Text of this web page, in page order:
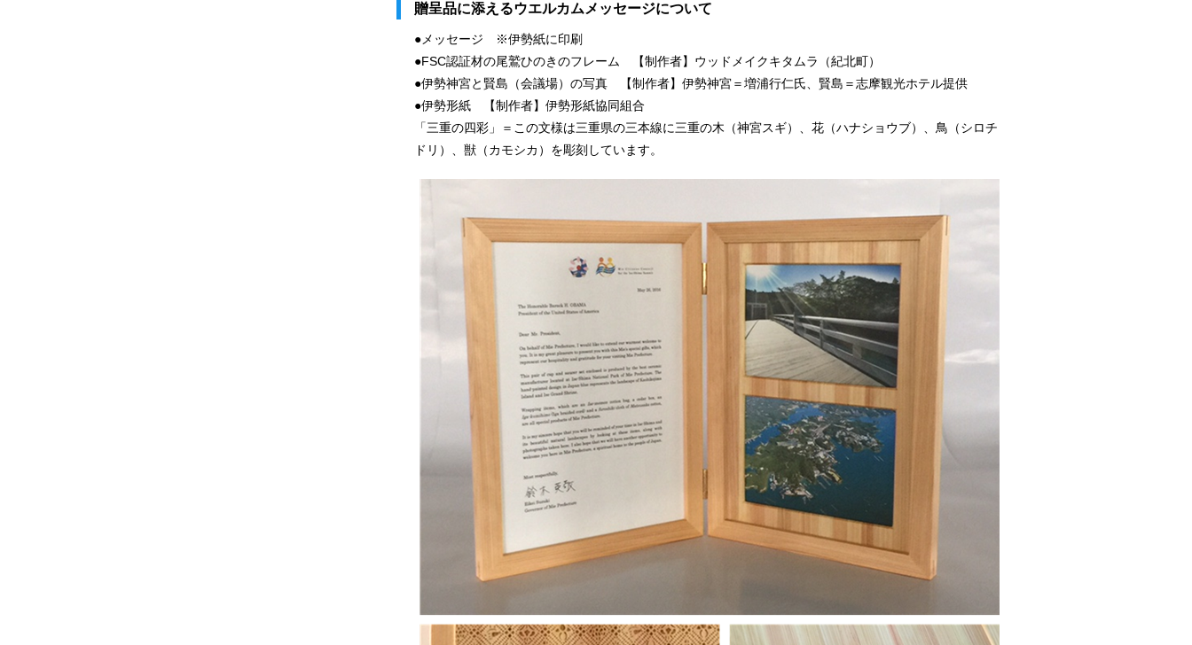
贈呈品に添えるウエルカムメッセージについて
●メッセージ ※伊勢紙に印刷
●FSC認証材の尾鷲ひのきのフレーム 【制作者】ウッドメイクキタムラ（紀北町）
●伊勢神宮と賢島（会議場）の写真 【制作者】伊勢神宮＝増浦行仁氏、賢島＝志摩観光ホテル提供
●伊勢形紙 【制作者】伊勢形紙協同組合
「三重の四彩」＝この文様は三重県の三本線に三重の木（神宮スギ）、花（ハナショウブ）、鳥（シロチ
ドリ）、獣（カモシカ）を彫刻しています。